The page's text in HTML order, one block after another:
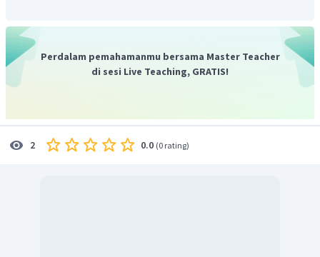
Perdalam pemahamanmu bersama Master Teacher
di sesi Live Teaching, GRATIS!
2 0.0 (0 rating)